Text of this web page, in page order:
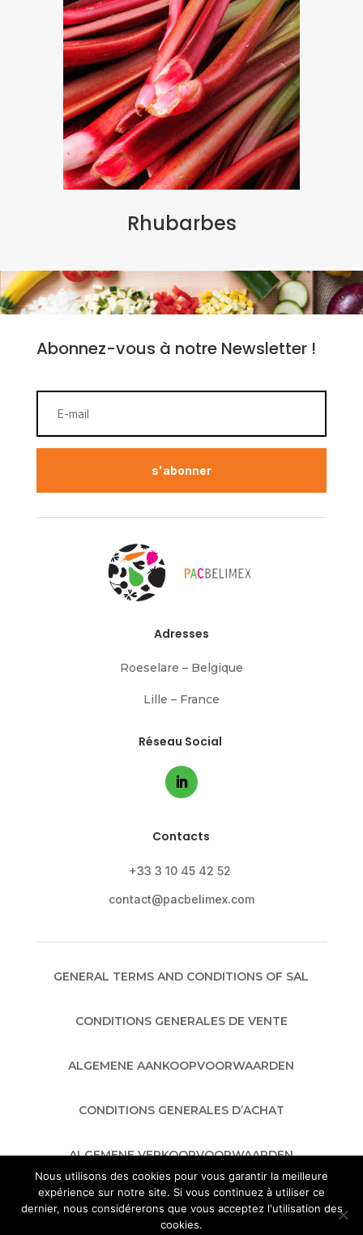
Rhubarbes
Abonnez-vous à notre Newsletter !
s'abonner
Adresses
Roeselare – Belgique
Lille – France
Réseau Social
Contacts
+33 3 10 45 42 52
contact@pacbelimex.com
GENERAL TERMS AND CONDITIONS OF SAL
CONDITIONS GENERALES DE VENTE
ALGEMENE AANKOOPVOORWAARDEN
CONDITIONS GENERALES D’ACHAT
ALGEMENE VERKOOPVOORWAARDEN
GENERAL TERMS AND CONDITIONS OF
PURCHASE
Nous utilisons des cookies pour vous garantir la meilleure
expérience sur notre site. Si vous continuez à utiliser ce
dernier, nous considérerons que vous acceptez l'utilisation des
cookies.